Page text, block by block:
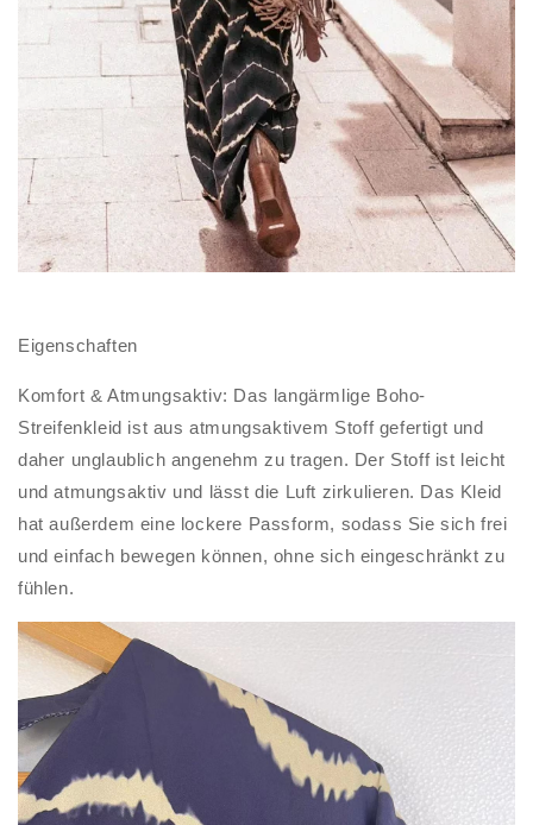
Eigenschaften
Komfort & Atmungsaktiv: Das langärmlige Boho-
Streifenkleid ist aus atmungsaktivem Stoff gefertigt und
daher unglaublich angenehm zu tragen. Der Stoff ist leicht
und atmungsaktiv und lässt die Luft zirkulieren. Das Kleid
hat außerdem eine lockere Passform, sodass Sie sich frei
und einfach bewegen können, ohne sich eingeschränkt zu
fühlen.